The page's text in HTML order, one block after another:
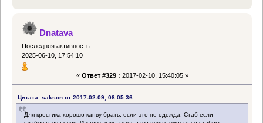
Dnatava
Последняя активность:
2025-06-10, 17:54:10
« Ответ #329 : 2017-02-10, 15:40:05 »
Цитата: sakson от 2017-02-09, 08:05:36
Для крестика хорошо канву брать, если это не одежда. Стаб если